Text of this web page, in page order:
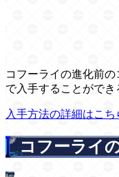
コフーライの進化前
で入手することができ
入手方法の詳細はこち
コフーライ